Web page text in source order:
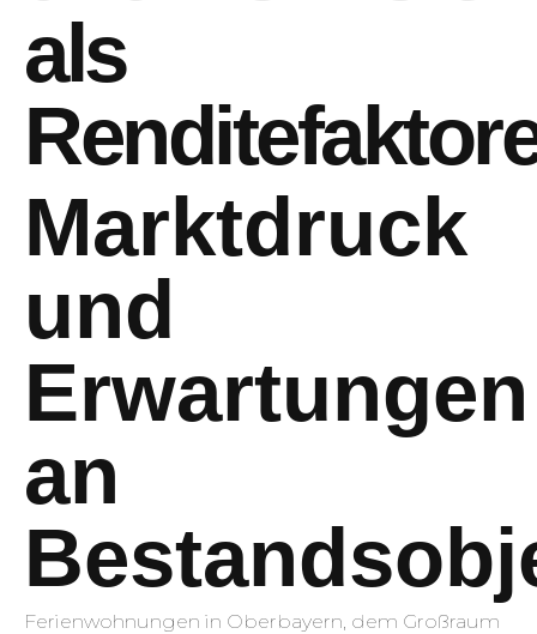
als
Marktdruck
und
Erwartungen
an
Ferienwohnungen in Oberbayern, dem Großraum